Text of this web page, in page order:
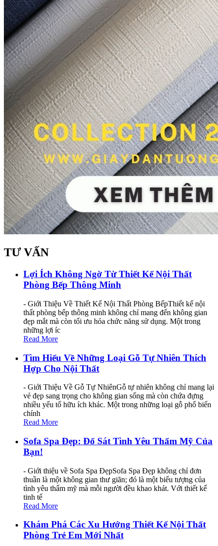
TƯ VẤN
Lợi Ích Không Ngờ Từ Thiết Kế Nội Thất
Phòng Bếp Thông Minh
- Giới Thiệu Về Thiết Kế Nội Thất Phòng BếpThiết kế nội
thất phòng bếp thông minh không chỉ mang đến không gian
đẹp mắt mà còn tối ưu hóa chức năng sử dụng. Một trong
những lợi íc
Read More
Tìm Hiểu Về Những Loại Gỗ Tự Nhiên Thích
Hợp Cho Nội Thất
- Giới Thiệu Về Gỗ Tự NhiênGỗ tự nhiên không chỉ mang lại
vẻ đẹp sang trọng cho không gian sống mà còn chứa đựng
nhiều yếu tố hữu ích khác. Một trong những loại gỗ phổ biến
chính
Read More
Sofa Spa Đẹp: Đổ Sát Tình Yêu Thẩm Mỹ Của
Bạn!
- Giới thiệu về Sofa Spa ĐẹpSofa Spa Đẹp không chỉ đơn
thuần là một không gian thư giãn; đó là một biểu tượng của
tình yêu thẩm mỹ mà mỗi người đều khao khát. Với thiết kế
tinh tế
Read More
Khám Phá Các Xu Hướng Thiết Kế Nội Thất
Phòng Trẻ Em Mới Nhất